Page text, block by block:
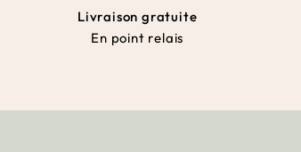
Livraison gratuite
En point relais